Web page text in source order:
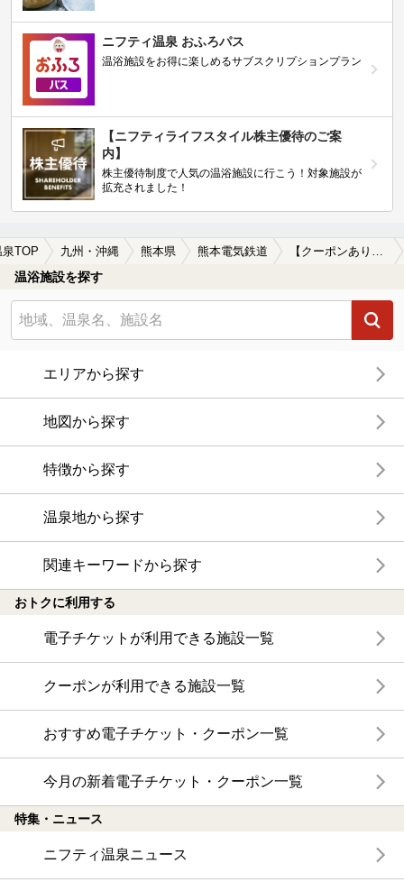
ニフティ温泉 おふろパス
温浴施設をお得に楽しめるサブスクリプションプラン
【ニフティライフスタイル株主優待のご案
内】
株主優待制度で人気の温浴施設に行こう！対象施設が
拡充されました！
泉TOP 九州・沖縄 熊本県 熊本電気鉄道 【クーポンあり】ロウリュが楽しめる熊本電気鉄道周辺の温泉、日帰り温泉、スーパー銭湯を探す
温浴施設を探す
エリアから探す
地図から探す
特徴から探す
温泉地から探す
関連キーワードから探す
おトクに利用する
電子チケットが利用できる施設一覧
クーポンが利用できる施設一覧
おすすめ電子チケット・クーポン一覧
今月の新着電子チケット・クーポン一覧
特集・ニュース
ニフティ温泉ニュース